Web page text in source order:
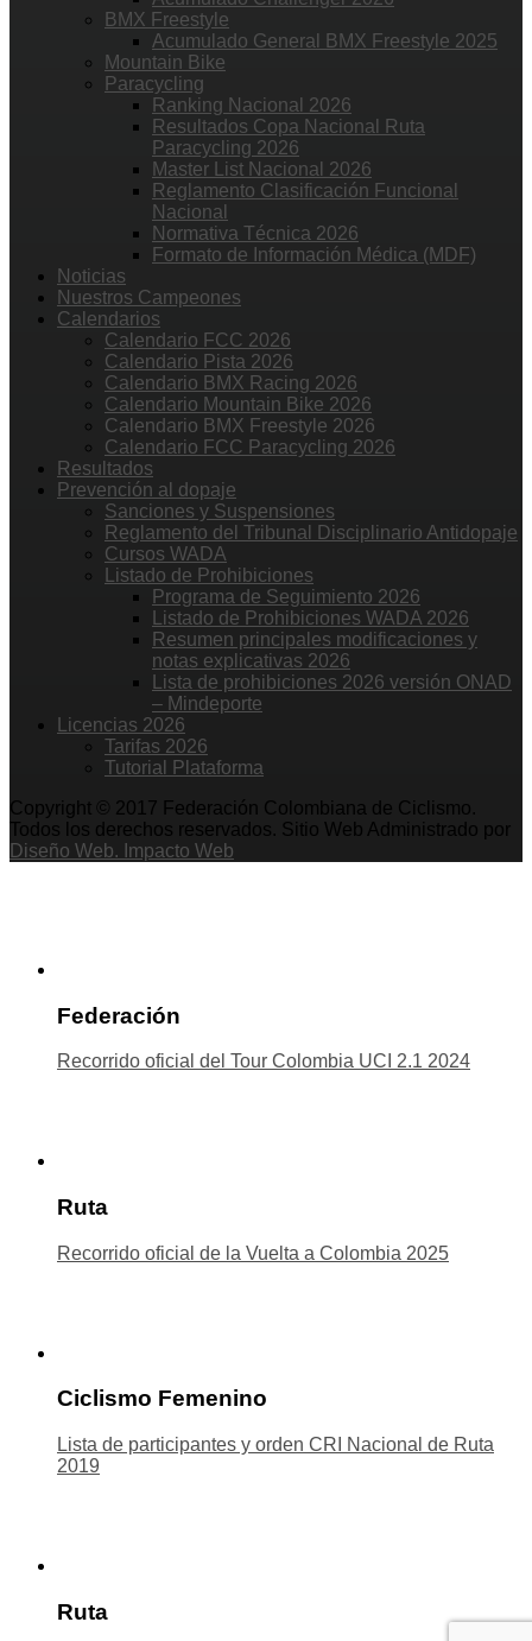
BMX Freestyle
Acumulado General BMX Freestyle 2025
Mountain Bike
Paracycling
Ranking Nacional 2026
Resultados Copa Nacional Ruta
Paracycling 2026
Master List Nacional 2026
Reglamento Clasificación Funcional
Nacional
Normativa Técnica 2026
Formato de Información Médica (MDF)
Noticias
Nuestros Campeones
Calendarios
Calendario FCC 2026
Calendario Pista 2026
Calendario BMX Racing 2026
Calendario Mountain Bike 2026
Calendario BMX Freestyle 2026
Calendario FCC Paracycling 2026
Resultados
Prevención al dopaje
Sanciones y Suspensiones
Reglamento del Tribunal Disciplinario Antidopaje
Cursos WADA
Listado de Prohibiciones
Programa de Seguimiento 2026
Listado de Prohibiciones WADA 2026
Resumen principales modificaciones y
notas explicativas 2026
Lista de prohibiciones 2026 versión ONAD
– Mindeporte
Licencias 2026
Tarifas 2026
Tutorial Plataforma
Copyright © 2017 Federación Colombiana de Ciclismo.
Todos los derechos reservados. Sitio Web Administrado por
Diseño Web. Impacto Web
Federación
Recorrido oficial del Tour Colombia UCI 2.1 2024
Ruta
Recorrido oficial de la Vuelta a Colombia 2025
Ciclismo Femenino
Lista de participantes y orden CRI Nacional de Ruta
2019
Ruta